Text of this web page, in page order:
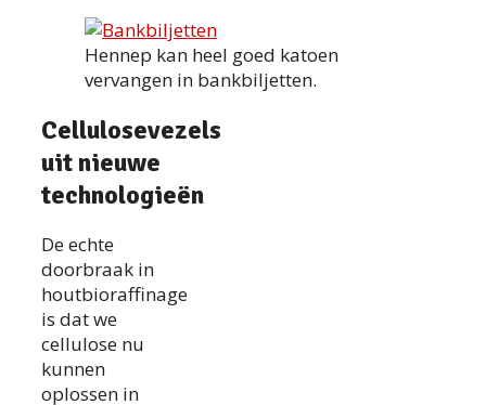
Hennep kan heel goed katoen
vervangen in bankbiljetten.
Cellulosevezels
uit nieuwe
technologieën
De echte
doorbraak in
houtbioraffinage
is dat we
cellulose nu
kunnen
oplossen in